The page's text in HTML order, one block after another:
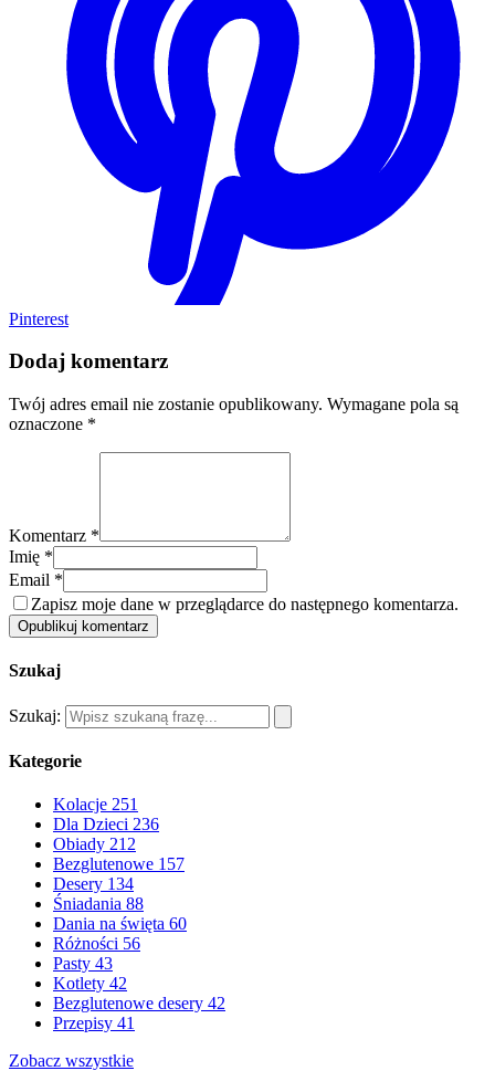
Pinterest
Dodaj komentarz
Twój adres email nie zostanie opublikowany. Wymagane pola są
oznaczone *
Komentarz *
Imię *
Email *
Zapisz moje dane w przeglądarce do następnego komentarza.
Opublikuj komentarz
Szukaj
Szukaj:
Kategorie
Kolacje 251
Dla Dzieci 236
Obiady 212
Bezglutenowe 157
Desery 134
Śniadania 88
Dania na święta 60
Różności 56
Pasty 43
Kotlety 42
Bezglutenowe desery 42
Przepisy 41
Zobacz wszystkie